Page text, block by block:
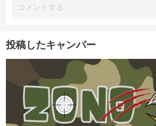
投稿したキャンパー